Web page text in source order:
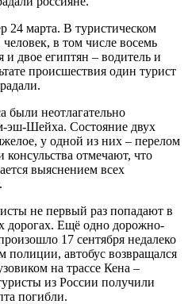
24 марта. В туристическом
в том числе восемь
двое египтян – водитель и
происшествия один турист
были неотлагательно
эш-Шейха. Состояние двух
у одной из них – перелом
отмечают, что
выяснением всех
не первый раз попадают в
дорогах. Ещё одно дорожно-
17 сентября недалеко
полиции, автобус возвращался
на трассе Кена –
из России получили
погибли.